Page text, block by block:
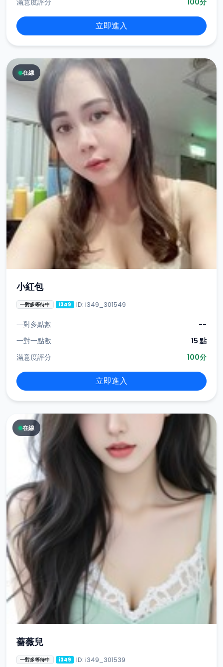
滿意度評分 100分
立即進入
在線
小紅包
一對多等待中 i349 ID: i349_301549
一對多點數
--
一對一點數
15 點
滿意度評分
100分
立即進入
在線
薔薇兒
一對多等待中 i349 ID: i349_301539